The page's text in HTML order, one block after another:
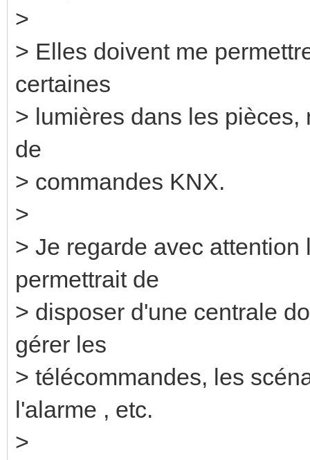
>
> Elles doivent me
certaines
> lumières dans les
de
> commandes KNX.
>
> Je regarde avec
permettrait de
> disposer d'une centrale
gérer les
> télécommandes, les
l'alarme , etc.
>